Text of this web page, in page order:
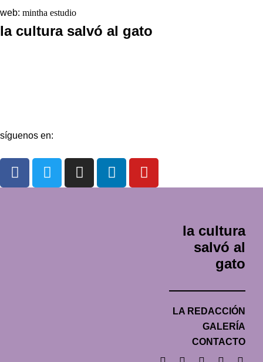
web: mintha estudio
la cultura salvó al gato
síguenos en:
la cultura
salvó al
gato
LA REDACCIÓN
GALERÍA
CONTACTO